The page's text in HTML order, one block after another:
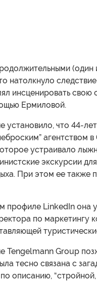
(один
натолкнуло
инсценировать свою
Ермиловой.
установило, что 44-
агентством в
устраивало
экскурсии
При этом ее также
профиле LinkedIn она
по маркетингу
Tengelmann Group
тесно связана с
описанию,